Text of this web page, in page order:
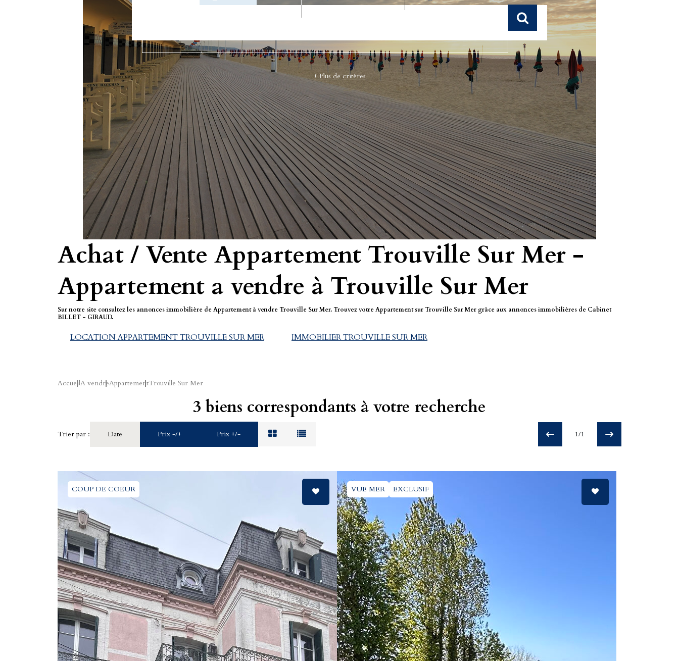
VILLE/CODE POSTAL
+ Plus de critères
Achat / Vente Appartement Trouville Sur Mer -
Appartement a vendre à Trouville Sur Mer
Sur notre site consultez les annonces immobilière de Appartement à vendre Trouville Sur Mer. Trouvez votre Appartement sur Trouville Sur Mer grâce aux annonces immobilières de Cabinet
BILLET - GIRAUD.
LOCATION APPARTEMENT TROUVILLE SUR MER IMMOBILIER TROUVILLE SUR MER
AccueilA vendreAppartementTrouville Sur Mer
3 biens correspondants à votre recherche
Trier par : Date Prix -/+ Prix +/- 1/1
COUP DE COEUR VUE MER EXCLUSIF